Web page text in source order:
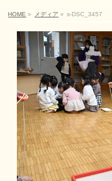
HOME » メディア » s-DSC_3457